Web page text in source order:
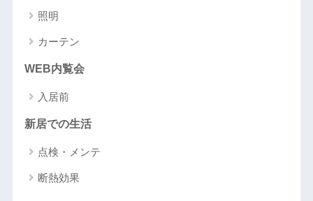
照明
カーテン
WEB内覧会
入居前
新居での生活
点検・メンテ
断熱効果